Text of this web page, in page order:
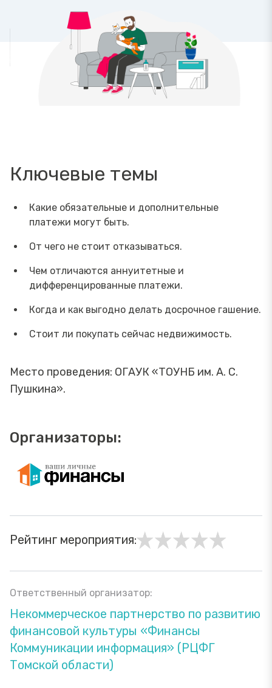
Ключевые темы
Какие обязательные и дополнительные
платежи могут быть.
От чего не стоит отказываться.
Чем отличаются аннуитетные и
дифференцированные платежи.
Когда и как выгодно делать досрочное гашение.
Стоит ли покупать сейчас недвижимость.
Место проведения: ОГАУК «ТОУНБ им. А. С.
Пушкина».
Организаторы:
Рейтинг мероприятия:
Ответственный организатор:
Некоммерческое партнерство по развитию
финансовой культуры «Финансы
Коммуникации информация» (РЦФГ
Томской области)